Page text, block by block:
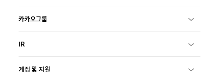
카카오그룹
IR
계정 및 지원